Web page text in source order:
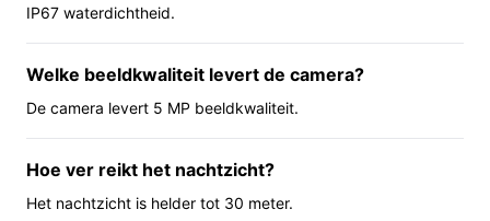
muurbeugel, sluit de voeding aan en verbindt met je
Wi‑Fi. De 5 MP resolutie geeft scherpere beelden dan
basis‑HD camera's en de nachtfunctie ondersteunt zicht
tot genoemde afstand. De camera maakt onderscheid
zichtbaar is, kun je geen twee‑wegs gesprekken voeren
via de camera.
IP67 waterdichtheid.
Welke beeldkwaliteit levert de camera?
De camera levert 5 MP beeldkwaliteit.
Hoe ver reikt het nachtzicht?
Het nachtzicht is helder tot 30 meter.